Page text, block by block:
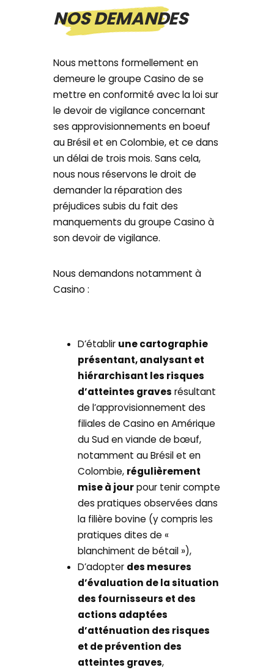
NOS DEMANDES
Nous mettons formellement en
demeure le groupe Casino de se
mettre en conformité avec la loi sur
le devoir de vigilance concernant
ses approvisionnements en boeuf
au Brésil et en Colombie, et ce dans
un délai de trois mois. Sans cela,
nous nous réservons le droit de
demander la réparation des
préjudices subis du fait des
manquements du groupe Casino à
son devoir de vigilance.
Nous demandons notamment à
Casino :
D’établir une cartographie
présentant, analysant et
hiérarchisant les risques
d’atteintes graves résultant
de l’approvisionnement des
filiales de Casino en Amérique
du Sud en viande de bœuf,
notamment au Brésil et en
Colombie, régulièrement
mise à jourpour tenir compte
des pratiques observées dans
la filière bovine (y compris les
pratiques dites de «
blanchiment de bétail »),
D’adopter des mesures
d’évaluation de la situation
des fournisseurs et des
actions adaptées
d’atténuation des risques
et de prévention des
atteintes graves,